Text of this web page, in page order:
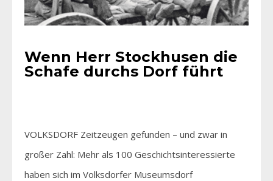
Wenn Herr Stockhusen die
Schafe durchs Dorf führt
VOLKSDORF Zeitzeugen gefunden – und zwar in
großer Zahl: Mehr als 100 Geschichtsinteressierte
haben sich im Volksdorfer Museumsdorf